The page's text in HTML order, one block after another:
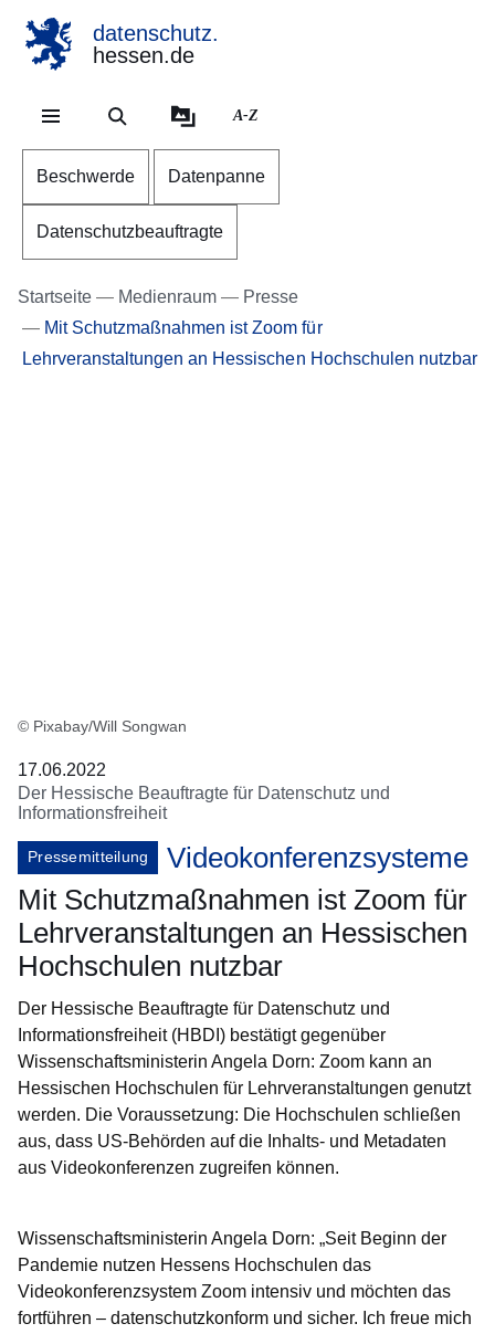
datenschutz.
hessen.de
A-Z
Beschwerde Datenpanne
Datenschutzbeauftragte
Startseite Medienraum
Presse
Mit Schutzmaßnahmen ist Zoom für
Lehrveranstaltungen an Hessischen Hochschulen nutzbar
© Pixabay/Will Songwan
17.06.2022
Der Hessische Beauftragte für Datenschutz und
Informationsfreiheit
Pressemitteilung
Videokonferenzsysteme
Mit Schutzmaßnahmen ist Zoom für
Lehrveranstaltungen an Hessischen
Hochschulen nutzbar
Der Hessische Beauftragte für Datenschutz und
Informationsfreiheit (HBDI) bestätigt gegenüber
Wissenschaftsministerin Angela Dorn: Zoom kann an
Hessischen Hochschulen für Lehrveranstaltungen genutzt
werden. Die Voraussetzung: Die Hochschulen schließen
aus, dass US-Behörden auf die Inhalts- und Metadaten
aus Videokonferenzen zugreifen können.
Wissenschaftsministerin Angela Dorn: „Seit Beginn der
Pandemie nutzen Hessens Hochschulen das
Videokonferenzsystem Zoom intensiv und möchten das
fortführen – datenschutzkonform und sicher. Ich freue mich